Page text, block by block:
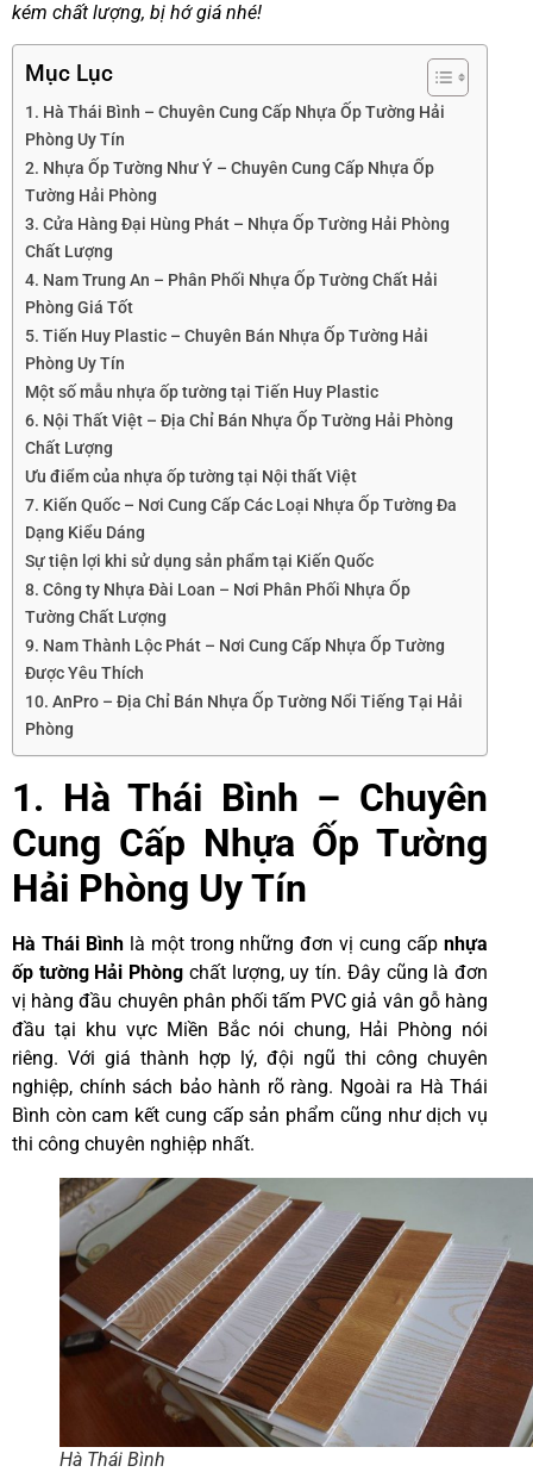
kém chất lượng, bị hớ giá nhé!
Mục Lục
1. Hà Thái Bình – Chuyên Cung Cấp Nhựa Ốp Tường Hải
Phòng Uy Tín
2. Nhựa Ốp Tường Như Ý – Chuyên Cung Cấp Nhựa Ốp
Tường Hải Phòng
3. Cửa Hàng Đại Hùng Phát – Nhựa Ốp Tường Hải Phòng
Chất Lượng
4. Nam Trung An – Phân Phối Nhựa Ốp Tường Chất Hải
Phòng Giá Tốt
5. Tiến Huy Plastic – Chuyên Bán Nhựa Ốp Tường Hải
Phòng Uy Tín
Một số mẫu nhựa ốp tường tại Tiến Huy Plastic
6. Nội Thất Việt – Địa Chỉ Bán Nhựa Ốp Tường Hải Phòng
Chất Lượng
Ưu điểm của nhựa ốp tường tại Nội thất Việt
7. Kiến Quốc – Nơi Cung Cấp Các Loại Nhựa Ốp Tường Đa
Dạng Kiểu Dáng
Sự tiện lợi khi sử dụng sản phẩm tại Kiến Quốc
8. Công ty Nhựa Đài Loan – Nơi Phân Phối Nhựa Ốp
Tường Chất Lượng
9. Nam Thành Lộc Phát – Nơi Cung Cấp Nhựa Ốp Tường
Được Yêu Thích
10. AnPro – Địa Chỉ Bán Nhựa Ốp Tường Nổi Tiếng Tại Hải
Phòng
1. Hà Thái Bình – Chuyên
Cung Cấp Nhựa Ốp Tường
Hải Phòng Uy Tín
Hà Thái Bình là một trong những đơn vị cung cấpnhựa
ốp tường Hải Phòng chất lượng, uy tín. Đây cũng là đơn
vị hàng đầu chuyên phân phốitấm PVC giả vân gỗ hàng
đầu tại khu vực Miền Bắc nói chung, Hải Phòng nói
riêng. Với giá thành hợp lý, đội ngũ thi công chuyên
nghiệp, chính sách bảo hành rõ ràng. Ngoài ra Hà Thái
Bình còn cam kết cung cấp sản phẩm cũng như dịch vụ
thi công chuyên nghiệp nhất.
Hà Thái Bình